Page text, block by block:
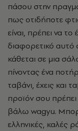
πάσου στην
πως οτιδήποτε
είναι, πρέπει να το
διαφορετικό αυτό
κάθεται σε μια
πίνοντας ένα
ταβάνι, έχεις και
προϊόν σου πρέπει
βάλω wagyu.
ελληνικές, καλές